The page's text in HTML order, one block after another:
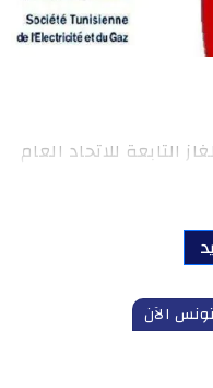
التابعة للاتحاد العام
الآن